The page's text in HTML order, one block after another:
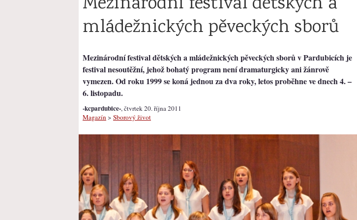
mládežnických pěveckých sborů
Mezinárodní festival dětských a mládežnických pěveckých sborů v Pardubicích je
festival nesoutěžní, jehož bohatý program není dramaturgicky ani žánrově
vymezen. Od roku 1999 se koná jednou za dva roky, letos proběhne ve dnech 4. –
6. listopadu.
-kcpardubice-, čtvrtek 20. října 2011
Magazín > Sborový život